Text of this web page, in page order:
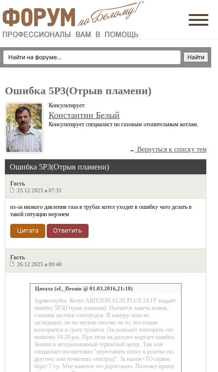
Ошибка 5P3(Отрыв пламени)
Консультирует:
Константин Белый
Консультирует специалист по газовым отопительным котлам.
← Вернуться к списку тем
Ошибка 5P3(Отрыв пламени)
Гость
25.12.2025 в 07:31
из-за низкого давления газа в трубах котел уходит в ошибку чьто делать в
такой ситуации мерзнем
Цитата Ответить
Гость
26.12.2025 в 09:40
Цитата (eL_Dronio @ 01.03.2016,21:18)
Здравствуйте. Котёл ARISTON EGIS PLUS 24 FF выдаёт
ошибку 5Р3(Отрыв пламени). Пытается зажечь пламя,
слышны щелчки электродов. В камеру пока не
заглядывал, но по звукам похоже на то, что пламя
возгорается и сразу тушится. Он поможет повторять эти
попытки 10-20 раз. При этом на дисплее моргает ошибка.
Звонил в авторизованный сервисный центр. Там мне
специалист посоветовал "переставить вилку в розетке по-
другому или почистить электрод". За вызов+ТО сервис
берёт 5 т.р. Мне кажется это дороговато. Поэтому прошу